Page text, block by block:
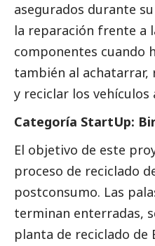
asegurados durante
la reparación frente a
componentes cuando
también al
y reciclar los
Categoría StartUp:
El objetivo de este
proceso de reciclado
postconsumo. Las
terminan enterradas,
planta de reciclado de